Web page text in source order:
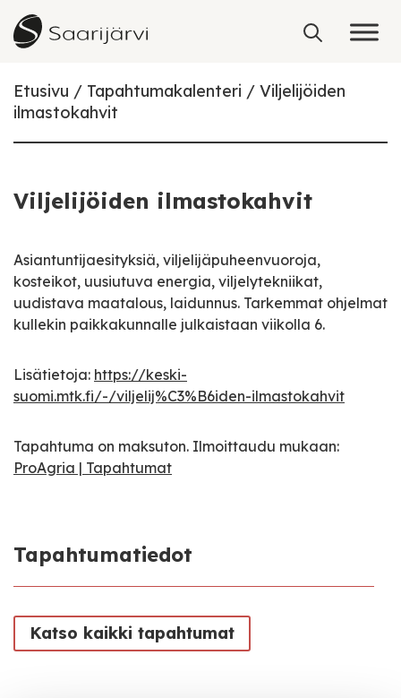
Skip to content
Etusivu Tapahtumakalenteri
Viljelijöiden
ilmastokahvit
Viljelijöiden ilmastokahvit
Asiantuntijaesityksiä, viljelijäpuheenvuoroja,
kosteikot, uusiutuva energia, viljelytekniikat,
uudistava maatalous, laidunnus. Tarkemmat ohjelmat
kullekin paikkakunnalle julkaistaan viikolla 6.
Lisätietoja: https://keski-
suomi.mtk.fi/-/viljelij%C3%B6iden-ilmastokahvit
Tapahtuma on maksuton. Ilmoittaudu mukaan:
ProAgria | Tapahtumat
Tapahtumatiedot
Katso kaikki tapahtumat